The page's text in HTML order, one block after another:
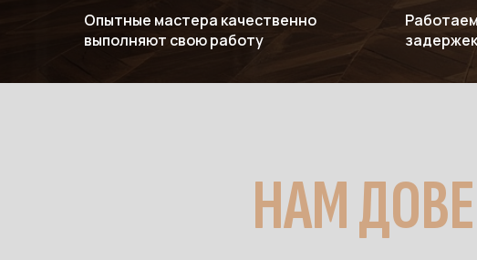
Опытные мастера качественно
выполняют свою работу
задержек
НАМ